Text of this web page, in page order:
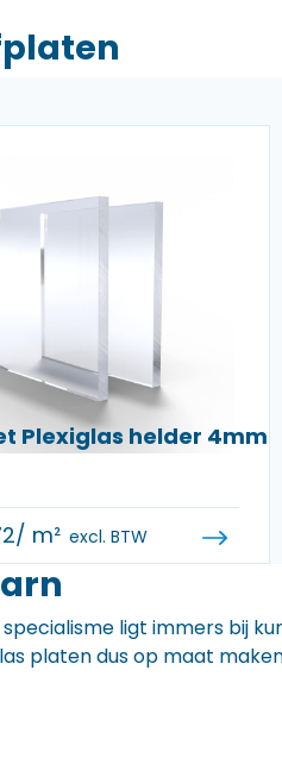
Plexiglas helder 4mm
/ m² excl. BTW
ligt immers bij
platen dus op maat